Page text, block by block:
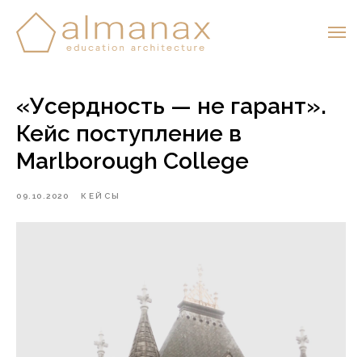
«Усердность — не гарант».
Кейс поступление в
Marlborough College
09.10.2020 КЕЙСЫ